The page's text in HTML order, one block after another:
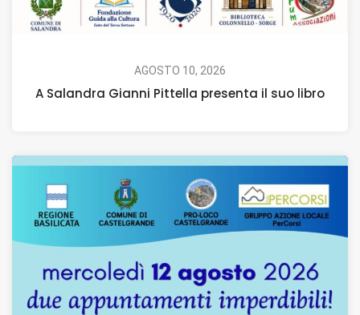
AGOSTO 10, 2026
A Salandra Gianni Pittella presenta il suo libro